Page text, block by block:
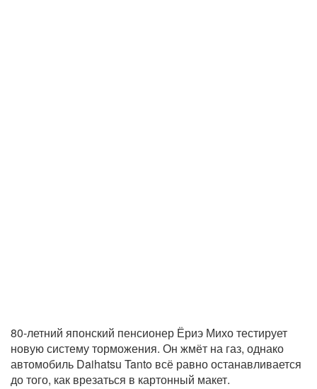
80-летний японский пенсионер Ёриэ Михо тестирует
новую систему торможения. Он жмёт на газ, однако
автомобиль Daihatsu Tanto всё равно останавливается
до того, как врезаться в картонный макет.